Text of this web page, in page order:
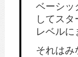
ベーシッ
してス
レベルに
それはみ